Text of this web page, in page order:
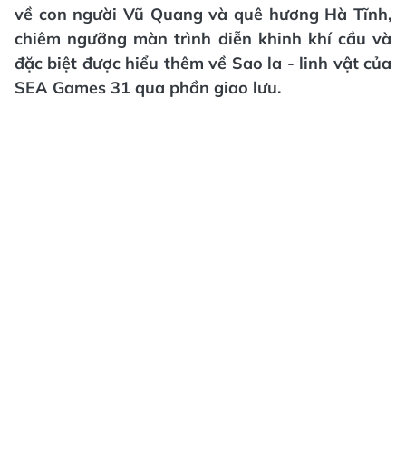
về con người Vũ Quang và quê hương Hà Tĩnh,
chiêm ngưỡng màn trình diễn khinh khí cầu và
đặc biệt được hiểu thêm về Sao la - linh vật của
SEA Games 31 qua phần giao lưu.